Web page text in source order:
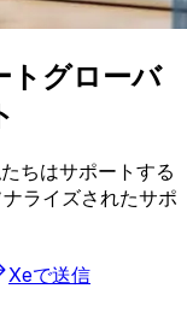
トグローバ
ちはサポートする
ライズされたサポ
Xeで送信